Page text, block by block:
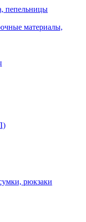
пепельницы
материалы,
рюкзаки